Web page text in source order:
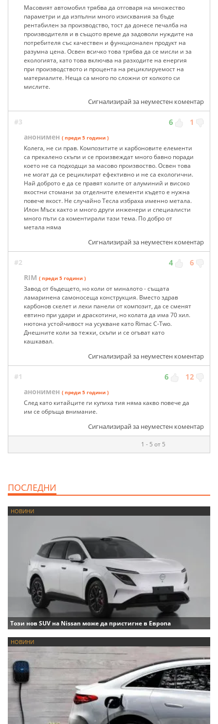
Масовият автомобил трябва да отговаря на множество
параметри и да изпълни много изисквания за бъде
рентабилен за производство, тост да донесе печалба на
производителя и в същото време да задоволи нуждите на
потребителя със качествен и функционален продукт на
разумна цена. Освен всичко това трябва да се мисли и за
екологията, като това включва на разходите на енергия
при производството и процента на рециклируемост на
материалите. Неща са много по сложни от колкото си
мислите.
Сигнализирай за неуместен коментар
#3 6 1
анонимен ( преди 5 години )
Колега, не си прав. Композитите и карбоновите елементи
са прекалено скъпи и се произвеждат много бавно поради
което не са подходщи за масово произвоство. Освен това
не могат да се рециклират ефективно и не са екологични.
Най доброто е да се правят колите от алуминий и високо
якостни стомани за отделните елементи където е нужна
повече якост. Не случайно Тесла избраха именно метала.
Илон Мъск както и много други инженери и специалисти
много пъти са коментирали тази тема. По добро от
метала няма
Сигнализирай за неуместен коментар
#2 4 6
RIM ( преди 5 години )
Завод от бъдещето, но коли от миналото - същата
ламаринена самоносеща конструкция. Вместо здрав
карбонов скелет и леки панели от композит, да се сменят
евтино при удари и драскотини, но колата да има 70 хил.
нютона устойчивост на усукване като Rimac C-Two.
Днешните коли за тежки, скъпи и се огъват като
кашкавал.
Сигнализирай за неуместен коментар
#1 6 12
анонимен ( преди 5 години )
След като китайците ги купиха тия няма какво повече да
им се обръща внимание.
Сигнализирай за неуместен коментар
1 - 5 от 5
ПОСЛЕДНИ
НОВИНИ
Този нов SUV на Nissan може да пристигне в Европа
НОВИНИ